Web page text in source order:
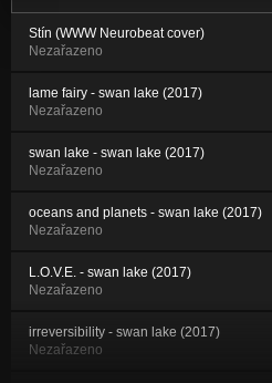
Stín (WWW Neurobeat cover)
Nezařazeno
lame fairy - swan lake (2017)
Nezařazeno
swan lake - swan lake (2017)
Nezařazeno
oceans and planets - swan lake (2017)
Nezařazeno
L.O.V.E. - swan lake (2017)
Nezařazeno
irreversibility - swan lake (2017)
Nezařazeno